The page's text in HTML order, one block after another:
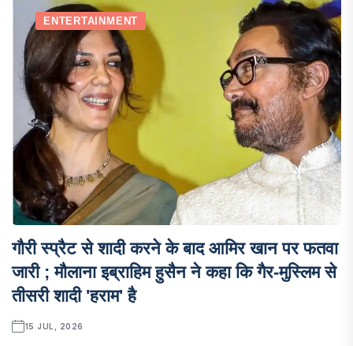
ENTERTAINMENT
गौरी स्प्रैट से शादी करने के बाद आमिर खान पर फतवा
जारी ; मौलाना इब्राहिम हुसैन ने कहा कि गैर-मुस्लिम से
तीसरी शादी 'हराम' है
15 JUL, 2026